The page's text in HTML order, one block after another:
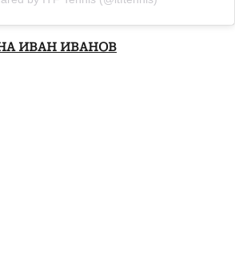
ИВАН ИВАНОВ